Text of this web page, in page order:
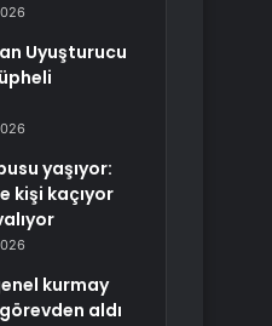
Uyuşturucu
yaşıyor:
kişi kaçıyor
kurmay
aldı